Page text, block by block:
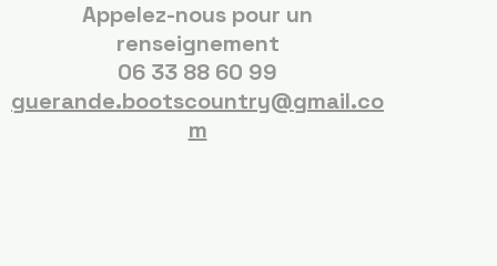
Appelez-nous pour un
renseignement
06 33 88 60 99
guerande.bootscountry@gmail.co
m